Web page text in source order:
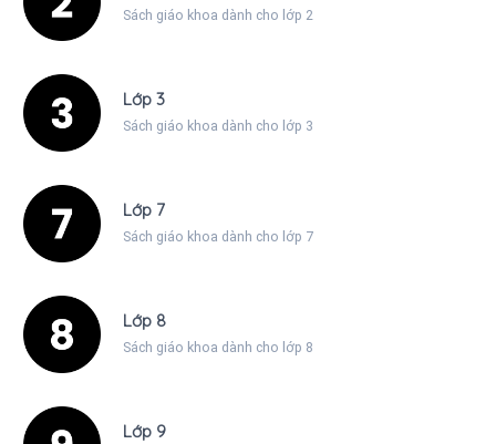
Sách giáo khoa dành cho lớp 2
Lớp 3
Sách giáo khoa dành cho lớp 3
Lớp 7
Sách giáo khoa dành cho lớp 7
Lớp 8
Sách giáo khoa dành cho lớp 8
Lớp 9